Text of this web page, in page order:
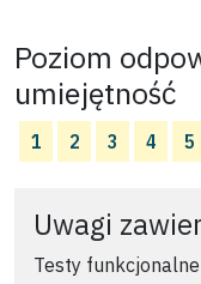
Poziom
umiejętność
1 2 3 4 5
Uwagi
Testy